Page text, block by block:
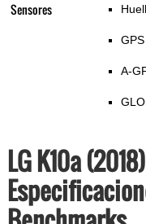
Sensores
GPS
A-
LG K10a